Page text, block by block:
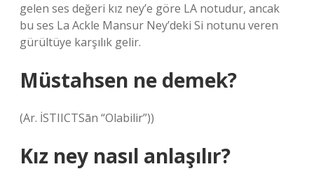
gelen ses değeri kız ney’e göre LA notudur, ancak
bu ses La Ackle Mansur Ney’deki Si notunu veren
gürültüye karşılık gelir.
Müstahsen ne demek?
(Ar. İSTIICTSān “Olabilir”))
Kız ney nasıl anlaşılır?